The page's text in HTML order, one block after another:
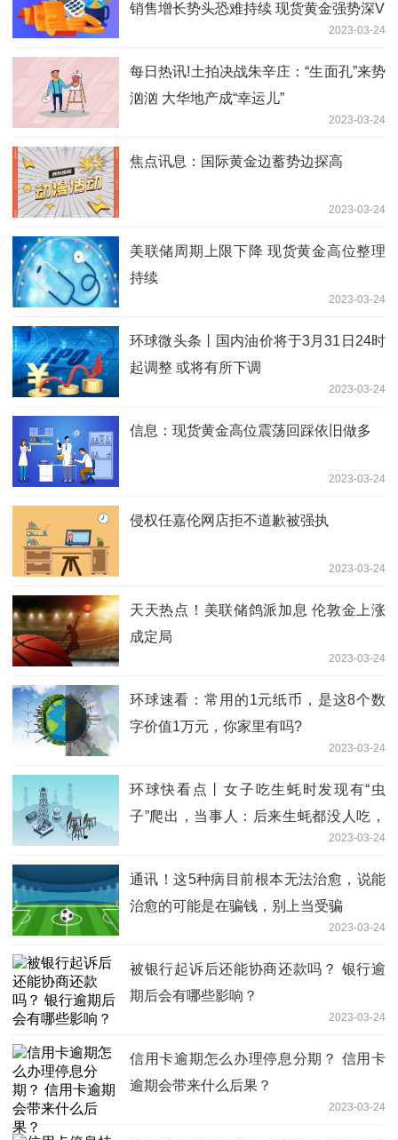
销售增长势头恐难持续 现货黄金强势深V
2023-03-24
每日热讯!土拍决战朱辛庄：“生面孔”来势
汹汹 大华地产成“幸运儿”
2023-03-24
焦点讯息：国际黄金边蓄势边探高
2023-03-24
美联储周期上限下降 现货黄金高位整理
持续
2023-03-24
环球微头条丨国内油价将于3月31日24时
起调整 或将有所下调
2023-03-24
信息：现货黄金高位震荡回踩依旧做多
2023-03-24
侵权任嘉伦网店拒不道歉被强执
2023-03-24
天天热点！美联储鸽派加息 伦敦金上涨
成定局
2023-03-24
环球速看：常用的1元纸币，是这8个数
字价值1万元，你家里有吗?
2023-03-24
环球快看点丨女子吃生蚝时发现有“虫
子”爬出，当事人：后来生蚝都没人吃，
2023-03-24
通讯！这5种病目前根本无法治愈，说能
治愈的可能是在骗钱，别上当受骗
2023-03-24
被银行起诉后还能协商还款吗？ 银行逾
期后会有哪些影响？
2023-03-24
信用卡逾期怎么办理停息分期？ 信用卡
逾期会带来什么后果？
2023-03-24